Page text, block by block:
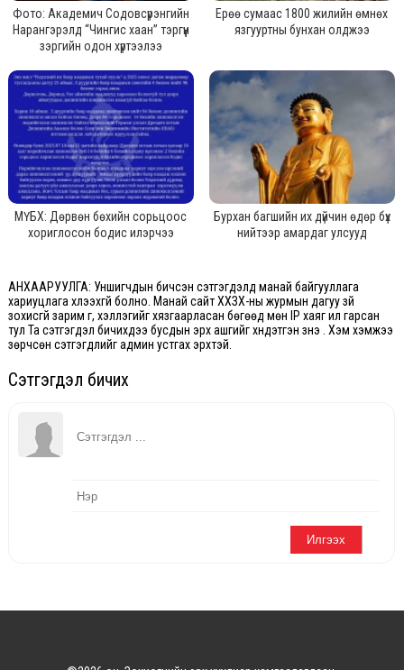
Фото: Академич Содовсүрэнгийн
Нарангэрэлд “Чингис хаан” тэргүүн
зэргийн одон хүртээлээ
Ерөө сумаас 1800 жилийн өмнөх
язгууртны бунхан олджээ
МҮБХ: Дөрвөн бөхийн сорьцоос
хориглосон бодис илэрчээ
Бурхан багшийн их дүйчин өдөр бүх
нийтээр амардаг улсууд
АНХААРУУЛГА: Уншигчдын бичсэн сэтгэгдэлд манай байгууллага
хариуцлага хүлээхгүй болно. Манай сайт ХХЗХ-ны журмын дагуу зүй
зохисгүй зарим үг, хэллэгийг хязгаарласан бөгөөд мөн IP хаяг ил гарсан
тул Та сэтгэгдэл бичихдээ бусдын эрх ашгийг хүндэтгэн үзнэ үү. Хэм хэмжээ
зөрчсөн сэтгэгдлийг админ устгах эрхтэй.
Сэтгэгдэл бичих